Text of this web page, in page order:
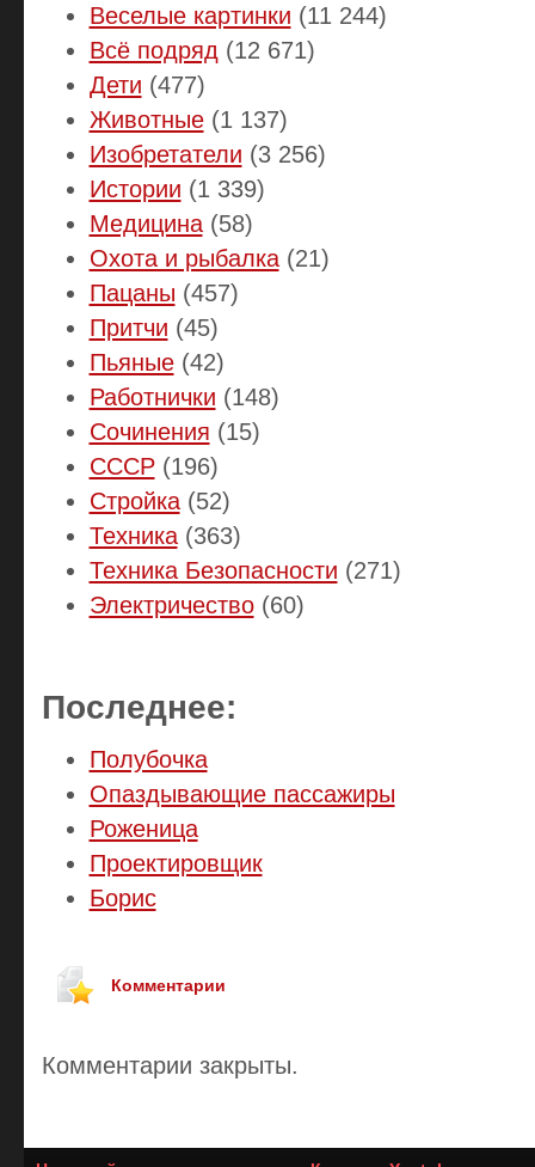
Веселые картинки (11 244)
Всё подряд (12 671)
Дети (477)
Животные(1 137)
Изобретатели (3 256)
Истории (1 339)
Медицина(58)
Охота и рыбалка(21)
Пацаны (457)
Притчи (45)
Пьяные(42)
Работнички (148)
Сочинения (15)
СССР(196)
Стройка(52)
Техника(363)
Техника Безопасности (271)
Электричество(60)
Последнее:
Полубочка
Опаздывающие пассажиры
Роженица
Проектировщик
Борис
Комментарии
Комментарии закрыты.